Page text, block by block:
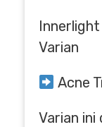
Varian
Acne
Varian